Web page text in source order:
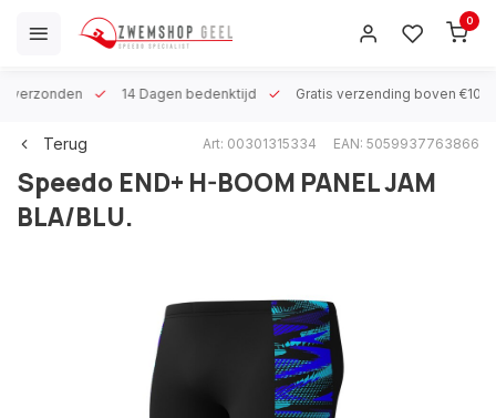
0
verzonden 14 Dagen bedenktijd Gratis verzending boven €100
Terug Art: 00301315334 EAN: 5059937763866
Speedo END+ H-BOOM PANEL JAM
BLA/BLU.